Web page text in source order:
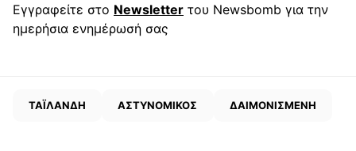
Εγγραφείτε στο Newsletter του Newsbomb για την
ημερήσια ενημέρωσή σας
ΤΑΪΛΑΝΔΗ ΑΣΤΥΝΟΜΙΚΟΣ ΔΑΙΜΟΝΙΣΜΕΝΗ